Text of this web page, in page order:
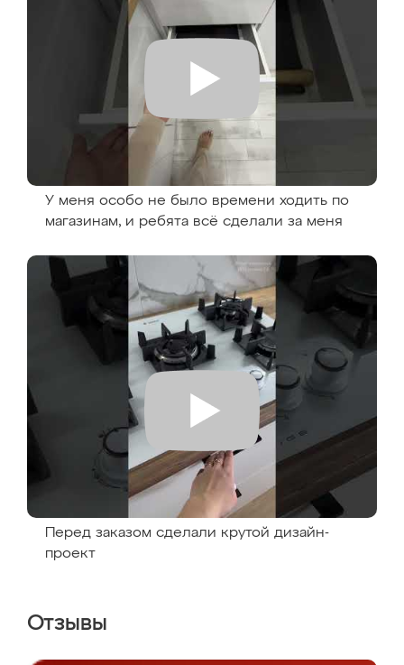
У меня особо не было времени ходить по
магазинам, и ребята всё сделали за меня
Перед заказом сделали крутой дизайн-
проект
Отзывы